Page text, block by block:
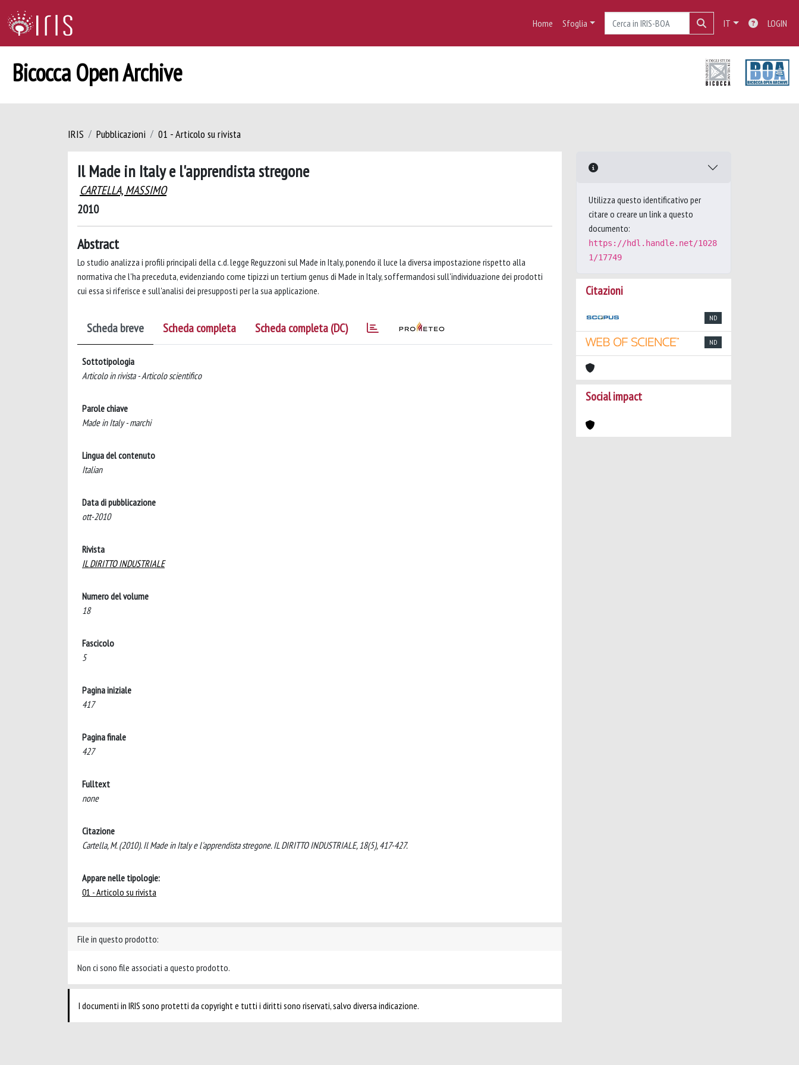
Home Sfoglia IT LOGIN
Bicocca Open Archive
IRIS Pubblicazioni 01 - Articolo su rivista
Il Made in Italy e l'apprendista stregone
CARTELLA, MASSIMO
2010
Abstract
Lo studio analizza i profili principali della c.d. legge Reguzzoni sul Made in Italy, ponendo il luce la diversa impostazione rispetto alla
normativa che l'ha preceduta, evidenziando come tipizzi un tertium genus di Made in Italy, soffermandosi sull'individuazione dei prodotti
cui essa si riferisce e sull'analisi dei presupposti per la sua applicazione.
Scheda breve Scheda completa Scheda completa (DC)
Sottotipologia
Articolo in rivista - Articolo scientifico
Parole chiave
Made in Italy - marchi
Lingua del contenuto
Italian
Data di pubblicazione
ott-2010
Rivista
IL DIRITTO INDUSTRIALE
Numero del volume
18
Fascicolo
5
Pagina iniziale
417
Pagina finale
427
Fulltext
none
Citazione
Cartella, M. (2010). Il Made in Italy e l'apprendista stregone. IL DIRITTO INDUSTRIALE, 18(5), 417-427.
Appare nelle tipologie:
01 - Articolo su rivista
File in questo prodotto:
Non ci sono file associati a questo prodotto.
I documenti in IRIS sono protetti da copyright e tutti i diritti sono riservati, salvo diversa indicazione.
Utilizza questo identificativo per
citare o creare un link a questo
documento:
https://hdl.handle.net/1028
1/17749
Citazioni
ND
ND
Social impact